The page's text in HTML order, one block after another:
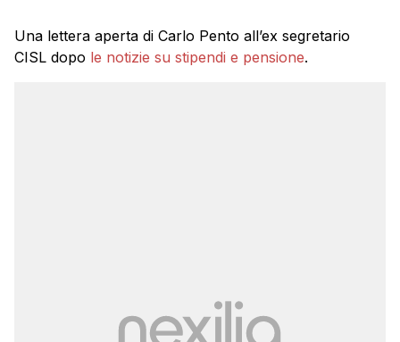
Una lettera aperta di Carlo Pento all’ex segretario
CISL dopo le notizie su stipendi e pensione.